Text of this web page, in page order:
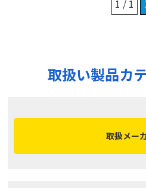
1 / 1
取扱い製品カ
取扱メー